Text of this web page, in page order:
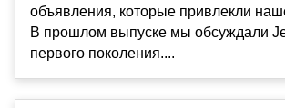
объявления, которые привлекли
В прошлом выпуске мы обсуждали
первого поколения....